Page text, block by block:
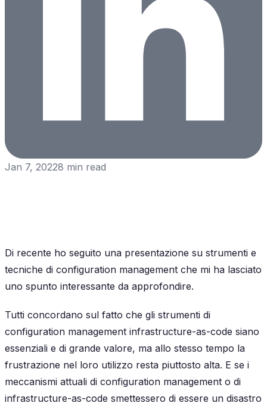
Jan 7, 20228 min read
Di recente ho seguito una presentazione su strumenti e
tecniche di configuration management che mi ha lasciato
uno spunto interessante da approfondire.
Tutti concordano sul fatto che gli strumenti di
configuration management infrastructure-as-code siano
essenziali e di grande valore, ma allo stesso tempo la
frustrazione nel loro utilizzo resta piuttosto alta. E se i
meccanismi attuali di configuration management o di
infrastructure-as-code smettessero di essere un disastro